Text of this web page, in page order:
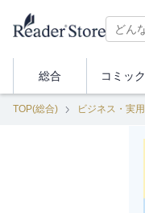
総合 コミック
TOP(総合) ビジネス・実